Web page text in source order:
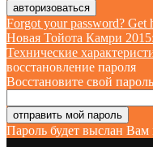
Forgot your password? Get
Новая Тойота Камри
Технические
восстановление пароля
Восстановите свой пароль
Пароль будет выслан Вам